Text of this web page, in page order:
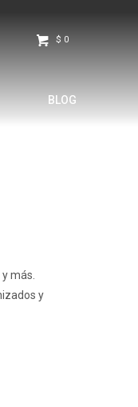
BLOG
$ 0
más.
y